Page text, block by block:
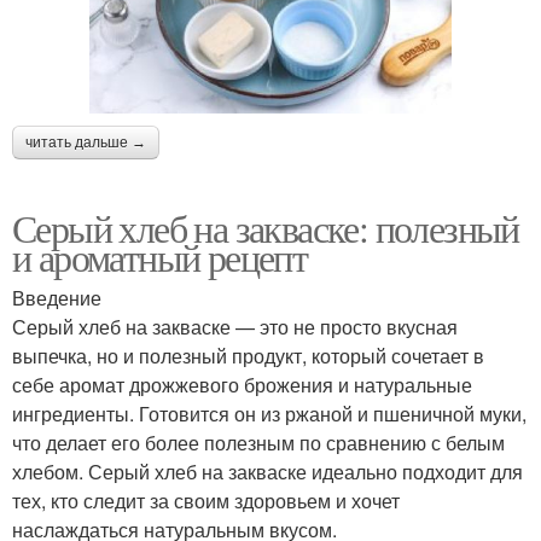
читать дальше →
Серый хлеб на закваске: полезный
и ароматный рецепт
Введение
Серый хлеб на закваске — это не просто вкусная
выпечка, но и полезный продукт, который сочетает в
себе аромат дрожжевого брожения и натуральные
ингредиенты. Готовится он из ржаной и пшеничной муки,
что делает его более полезным по сравнению с белым
хлебом. Серый хлеб на закваске идеально подходит для
тех, кто следит за своим здоровьем и хочет
наслаждаться натуральным вкусом.